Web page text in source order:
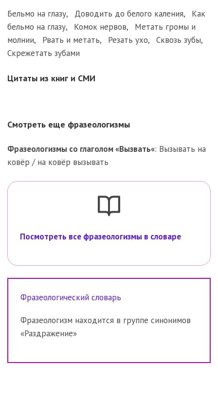
Бельмо на глазу, Доводить до белого каления, Как
бельмо на глазу, Комок нервов, Метать громы и
молнии, Рвать и метать, Резать ухо, Сквозь зубы,
Скрежетать зубами
Цитаты из книг и СМИ
Смотреть еще фразеологизмы
Фразеологизмы со глаголом «Вызвать«: Вызывать на
ковёр / на ковёр вызывать
Посмотреть все фразеологизмы в словаре
Фразеологический словарь
Фразеологизм находится в группе синонимов
«Раздражение»